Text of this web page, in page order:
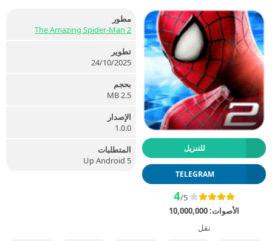
للتنزيل
TELEGRAM
4/5
الأصوات:10,000,000
نقل
مطور
2 The Amazing Spider-Man
تطوير
24/10/2025
بحجم
2.5 MB
الإصدار
1.0.0
المتطلبات
Up Android 5